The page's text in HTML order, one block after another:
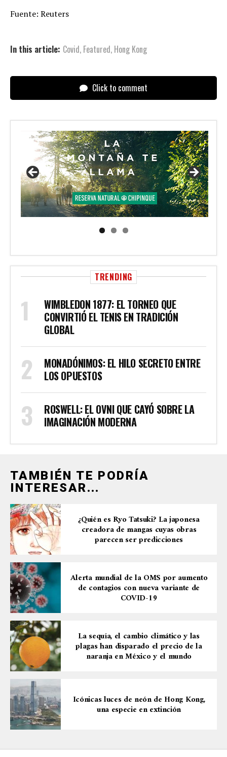
Fuente: Reuters
In this article: Covid, Featured, Hong Kong
Click to comment
TRENDING
WIMBLEDON 1877: EL TORNEO QUE
CONVIRTIÓ EL TENIS EN TRADICIÓN
GLOBAL
MONADÓNIMOS: EL HILO SECRETO ENTRE
LOS OPUESTOS
ROSWELL: EL OVNI QUE CAYÓ SOBRE LA
IMAGINACIÓN MODERNA
TAMBIÉN TE PODRÍA
INTERESAR...
¿Quién es Ryo Tatsuki? La japonesa
creadora de mangas cuyas obras
parecen ser predicciones
Alerta mundial de la OMS por aumento
de contagios con nueva variante de
COVID-19
La sequía, el cambio climático y las
plagas han disparado el precio de la
naranja en México y el mundo
Icónicas luces de neón de Hong Kong,
una especie en extinción